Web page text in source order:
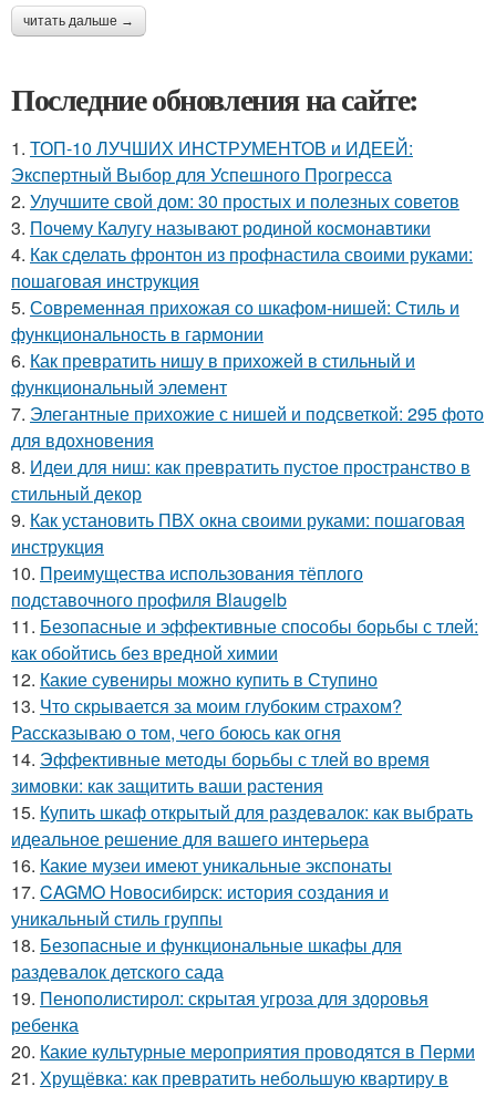
читать дальше →
Последние обновления на сайте:
1. ТОП-10 ЛУЧШИХ ИНСТРУМЕНТОВ и ИДЕЕЙ:
Экспертный Выбор для Успешного Прогресса
2. Улучшите свой дом: 30 простых и полезных советов
3. Почему Калугу называют родиной космонавтики
4. Как сделать фронтон из профнастила своими руками:
пошаговая инструкция
5. Современная прихожая со шкафом-нишей: Стиль и
функциональность в гармонии
6. Как превратить нишу в прихожей в стильный и
функциональный элемент
7. Элегантные прихожие с нишей и подсветкой: 295 фото
для вдохновения
8. Идеи для ниш: как превратить пустое пространство в
стильный декор
9. Как установить ПВХ окна своими руками: пошаговая
инструкция
10. Преимущества использования тёплого
подставочного профиля Blaugelb
11. Безопасные и эффективные способы борьбы с тлей:
как обойтись без вредной химии
12. Какие сувениры можно купить в Ступино
13. Что скрывается за моим глубоким страхом?
Рассказываю о том, чего боюсь как огня
14. Эффективные методы борьбы с тлей во время
зимовки: как защитить ваши растения
15. Купить шкаф открытый для раздевалок: как выбрать
идеальное решение для вашего интерьера
16. Какие музеи имеют уникальные экспонаты
17. CAGMO Новосибирск: история создания и
уникальный стиль группы
18. Безопасные и функциональные шкафы для
раздевалок детского сада
19. Пенополистирол: скрытая угроза для здоровья
ребенка
20. Какие культурные мероприятия проводятся в Перми
21. Хрущёвка: как превратить небольшую квартиру в